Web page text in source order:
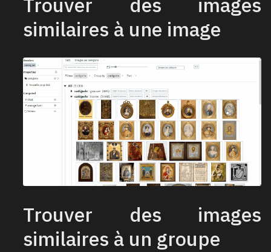
similaires à une image
Trouver des images
similaires à un groupe